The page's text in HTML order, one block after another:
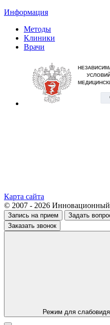
Информация
Методы
Клиники
Врачи
Карта сайта
© 2007 - 2026 Инновационный
Запись на прием Задать
Заказать звонок
Режим для